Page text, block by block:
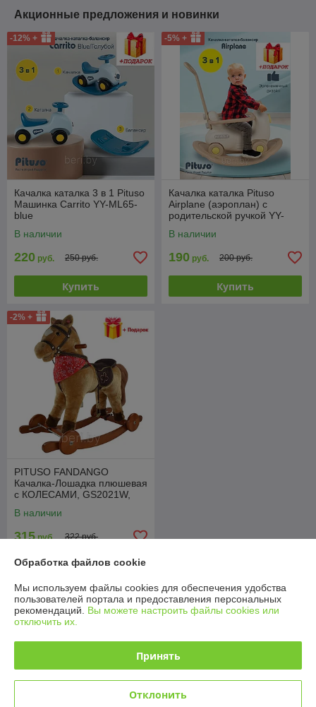
Акционные предложения и новинки
-12% +
Качалка каталка 3 в 1 Pituso
Машинка Carrito YY-ML65-
blue
В наличии
220 руб. 250 руб.
Купить
-5% +
Качалка каталка Pituso
Airplane (аэроплан) с
родительской ручкой YY-
В наличии
190 руб. 200 руб.
Купить
-2% +
PITUSO FANDANGO
Качалка-Лошадка плюшевая
с КОЛЕСАМИ, GS2021W,
74*30*64см
В наличии
315руб. 322 руб.
Купить
О нас
Обработка файлов cookie
Мы используем файлы cookies для обеспечения удобства
пользователей портала и предоставления персональных
рекомендаций. Вы можете настроить файлы cookies или
отключить их.
Принять
Отклонить